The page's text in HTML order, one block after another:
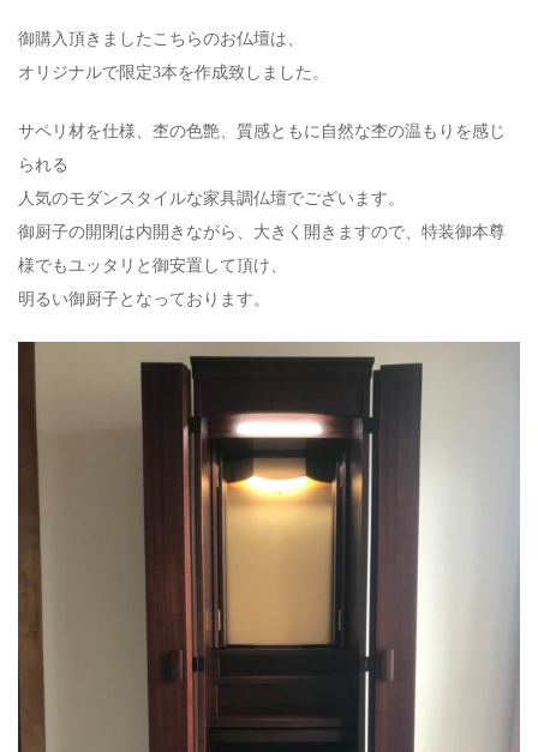
御購入頂きましたこちらのお仏壇は、
オリジナルで限定3本を作成致しました。
サペリ材を仕様、杢の色艶、質感ともに自然な杢の温もりを感じ
られる
人気のモダンスタイルな家具調仏壇でございます。
御厨子の開閉は内開きながら、大きく開きますので、特装御本尊
様でもユッタリと御安置して頂け、
明るい御厨子となっております。